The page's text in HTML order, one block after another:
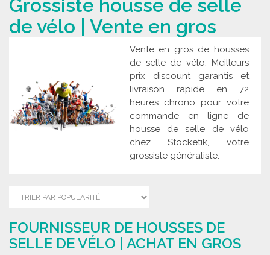
Grossiste housse de selle
de vélo | Vente en gros
Vente en gros de housses
de selle de vélo. Meilleurs
prix discount garantis et
livraison rapide en 72
heures chrono pour votre
commande en ligne de
housse de selle de vélo
chez Stocketik, votre
grossiste généraliste.
FOURNISSEUR DE HOUSSES DE
SELLE DE VÉLO | ACHAT EN GROS